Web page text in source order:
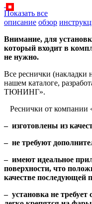
Показать все
описание обзор
Внимание, для
который входит в
не нужно.
Все реснички (накладки
нашем каталоге,
ТЮНИНГ».
Реснички от
– изготовлены из
– не требуют
– имеют идеальное
поверхности, что
качестве последующей
– установка не